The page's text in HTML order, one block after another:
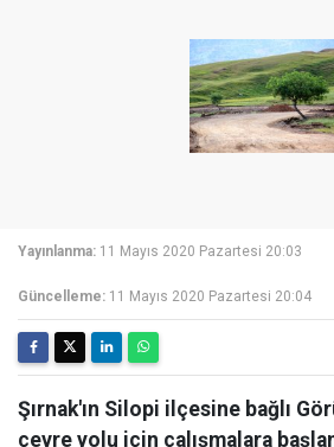
Yayınlanma: 11 Mayıs 2020 Pazartesi 20:03
Güncelleme: 11 Mayıs 2020 Pazartesi 20:04
Şırnak'ın Silopi ilçesine bağlı
çevre yolu için çalışmalara